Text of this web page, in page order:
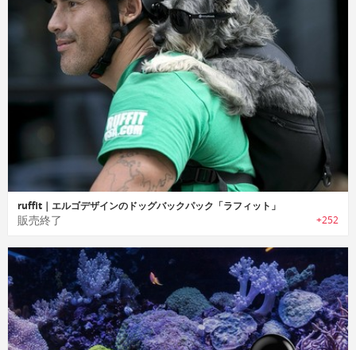
ruffit｜エルゴデザインのドッグバックパック「ラフィット」
販売終了 +252